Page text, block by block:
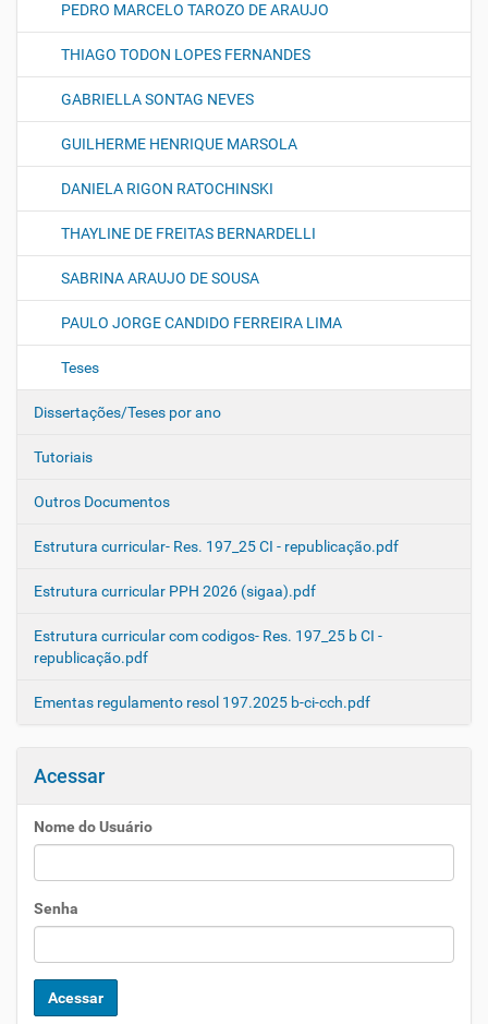
PEDRO MARCELO TAROZO DE ARAUJO
THIAGO TODON LOPES FERNANDES
GABRIELLA SONTAG NEVES
GUILHERME HENRIQUE MARSOLA
DANIELA RIGON RATOCHINSKI
THAYLINE DE FREITAS BERNARDELLI
SABRINA ARAUJO DE SOUSA
PAULO JORGE CANDIDO FERREIRA LIMA
Teses
Dissertações/Teses por ano
Tutoriais
Outros Documentos
Estrutura curricular- Res. 197_25 CI - republicação.pdf
Estrutura curricular PPH 2026 (sigaa).pdf
Estrutura curricular com codigos- Res. 197_25 b CI -
republicação.pdf
Ementas regulamento resol 197.2025 b-ci-cch.pdf
Acessar
Nome do Usuário
Senha